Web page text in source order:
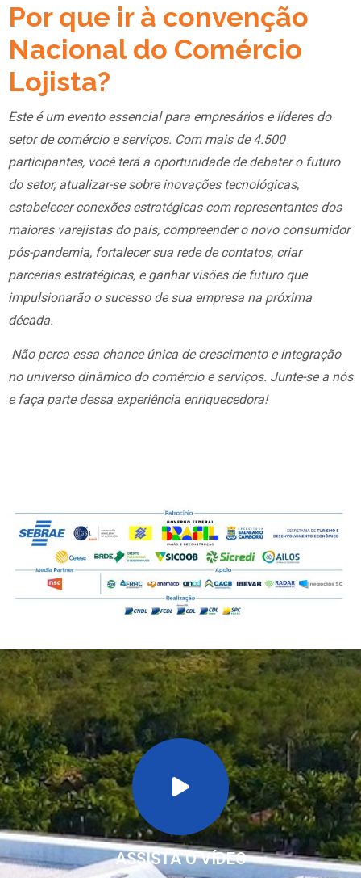
Por que ir à convenção
Nacional do Comércio
Lojista?
Este é um evento essencial para empresários e líderes do
setor de comércio e serviços. Com mais de 4.500
participantes, você terá a oportunidade de debater o futuro
do setor, atualizar-se sobre inovações tecnológicas,
estabelecer conexões estratégicas com representantes dos
maiores varejistas do país, compreender o novo consumidor
pós-pandemia, fortalecer sua rede de contatos, criar
parcerias estratégicas, e ganhar visões de futuro que
impulsionarão o sucesso de sua empresa na próxima
década.
Não perca essa chance única de crescimento e integração
no universo dinâmico do comércio e serviços. Junte-se a nós
e faça parte dessa experiência enriquecedora!
ASSISTA O VÍDEO